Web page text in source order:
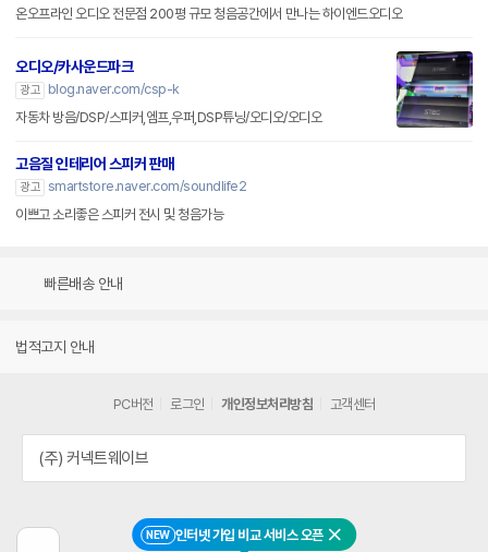
NEW 인터넷 가입 비교 서비스 오픈 닫기
온오프라인 오디오 전문점 200평 규모 청음공간에서 만나는 하이엔드오디오
오디오/카사운드파크
광고
blog.naver.com/csp-k
자동차 방음/DSP/스피커,엠프,우퍼,DSP튜닝/오디오/오디오
고음질 인테리어 스피커 판매
광고 smartstore.naver.com/soundlife2
이쁘고 소리좋은 스피커 전시 및 청음가능
빠른배송 안내
법적고지 안내
PC버전 로그인 개인정보처리방침 고객센터
(주) 커넥트웨이브